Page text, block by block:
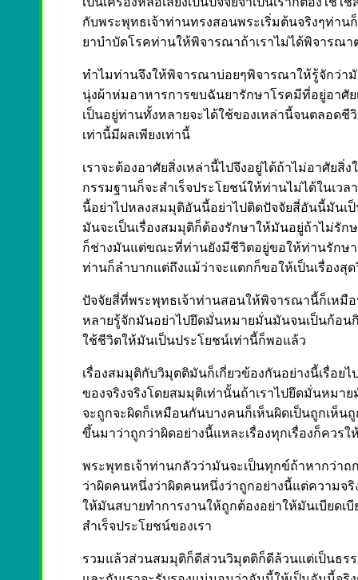
กับพระพุทธเจ้าท่านทรงสอนพระเริ่มต้นจริงๆท่านก็
ยาบำบัดโรคท่านให้พิจารณาถ้าเราไม่ได้พิจารณ
ทำไมท่านจึงให้พิจารณาบ่อยๆพิจารณาให้รู้จักว่ามั
นุ่งผ้าห่มอาหารการขบฉันยารักษาโรคมีที่อยู่อาศัย
เป็นอยู่ท่านทั้งหลายจะได้ใช้ของเหล่านี้จนตลอดชี
เท่านี้มีผลเพียงเท่านี้
เราจะต้องอาศัยสิ่งเหล่านี้ไปจึงอยู่ได้ถ้าไม่อาศัย
กรรมฐานก็จะสำเร็จประโยชน์ให้ท่านไม่ได้ในเว
นี้อย่าไปหลงสมมุติอันนี้อย่าไปติดปัจจัยสี่อันนี้มันเ
มันจะเป็นเรื่องสมมุติก็ต้องรักษาให้มันอยู่ถ้าไม่รั
ก็ช่างมันแต่ขณะที่ท่านยังมีชีวิตอยู่ขอให้ท่านรักษา
ท่านก็ลำบากแต่ถึงแม้ว่าจะแตกก็ขอให้เป็นเรื่องสุ
ปัจจัยสี่ที่พระพุทธเจ้าท่านสอนให้พิจารณานี้ก็เหมื
หลายรู้จักมันอย่าไปยึดมั่นหมายมั่นมันจนเป็นก้อน
ใช้ชีวิตให้มันเป็นประโยชน์เท่านี้ก็พอแล้ว
เรื่องสมมุติกับวิมุตติมันก็เกี่ยวข้องกันอย่างนี้เรื่อย
ของจริงจริงโดยสมมุติเท่านั้นถ้าเราไปยึดมั่นหมา
จะถูกจะผิดก็เหมือนกันบางคนก็เห็นผิดเป็นถูกเห็น
ขึ้นมาว่าถูกว่าผิดอย่างนี้แหละเรื่องทุกเรื่องก็ควรใ
พระพุทธเจ้าท่านกลัวว่ามันจะเป็นทุกข์ถ้าหากว่า
ว่าผิดคนหนึ่งว่าผิดคนหนึ่งว่าถูกอย่างนี้แต่ความจริง
ให้มันสบายทำการงานให้ถูกต้องอย่าให้มันเบียดเ
สำเร็จประโยชน์ของเรา
รวมแล้วส่วนสมมุติก็ดีส่วนวิมุตติก็ดีล้วนแต่เป็นธร